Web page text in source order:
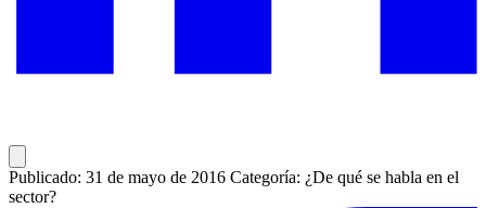
Publicado: 31 de mayo de 2016 Categoría: ¿De qué se habla en el
sector?